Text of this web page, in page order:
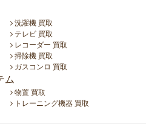
洗濯機 買取
テレビ 買取
レコーダー 買取
掃除機 買取
ガスコンロ 買取
ム
物置 買取
トレーニング機器 買取